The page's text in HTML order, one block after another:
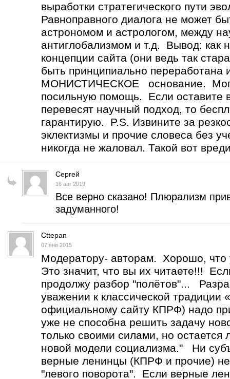
выработки стратегического пути
Равноправного диалога не
астрономом и астрологом, между
антиглобализмом и т.д. Вывод: как
концепции сайта (они ведь так
быть принципиально переработана
МОНИСТИЧЕСКОЕ основание. Могу
посильную помощь. Если оставите
перевесят научный подход, то
гарантирую. P.S. Извините за
эклектизмы и прочие словеса без
никогда не жаловал. Такой вот
Сергей
16 авг 2019
Все верно сказано! Плюрализм
задуманного!
Cttepan
07 янв 2015
Модератору- авторам. Хорошо, что
Это значит, что вы их читаете!!!
продолжу разбор "полётов"...
уважении к классической традиции
официальному сайту КПРФ) надо
уже не способна решить задачу
только своими силами, но
новой модели социализма." Ни
верные ленинцы (КПРФ и прочие)
"левого поворота". Если верные